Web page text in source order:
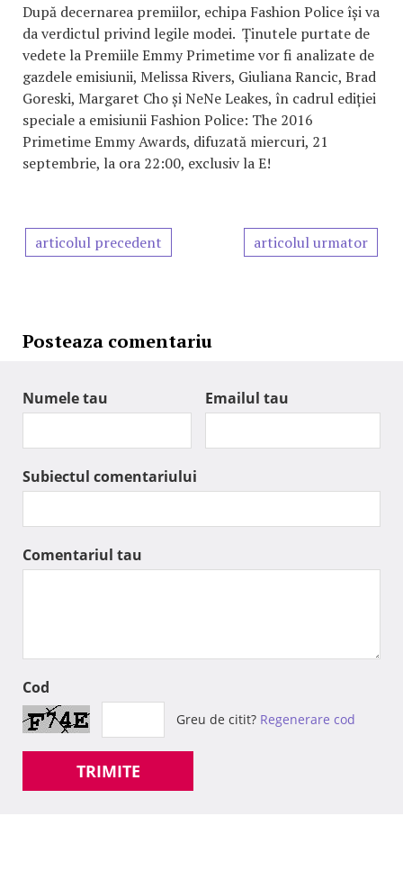
După decernarea premiilor, echipa Fashion Police își va
da verdictul privind legile modei. Ținutele purtate de
vedete la Premiile Emmy Primetime vor fi analizate de
gazdele emisiunii, Melissa Rivers, Giuliana Rancic, Brad
Goreski, Margaret Cho și NeNe Leakes, în cadrul ediției
speciale a emisiunii Fashion Police: The 2016
Primetime Emmy Awards, difuzată miercuri, 21
septembrie, la ora 22:00, exclusiv la E!
articolul precedent articolul urmator
Posteaza comentariu
Numele tau Emailul tau
Subiectul comentariului
Comentariul tau
Cod
Greu de citit? Regenerare cod
TRIMITE